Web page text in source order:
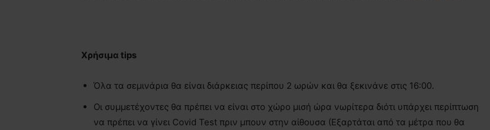
Χρήσιμα tips
Όλα τα σεμινάρια θα είναι διάρκειας περίπου 2 ωρών και θα ξεκινάνε στις 16:00.
Οι συμμετέχοντες θα πρέπει να είναι στο χώρο μισή ώρα νωρίτερα διότι υπάρχει περίπτωση
να πρέπει να γίνει Covid Test πριν μπουν στην αίθουσα (Εξαρτάται από τα μέτρα που θα